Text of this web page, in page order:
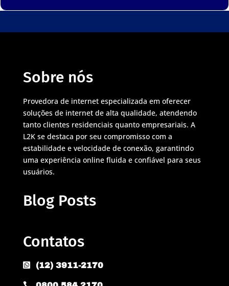
Sobre nós
Provedora de internet especializada em oferecer
soluções de internet de alta qualidade, atendendo
tanto clientes residenciais quanto empresariais. A
L2K se destaca por seu compromisso com a
estabilidade e velocidade de conexão, garantindo
uma experiência online fluida e confiável para seus
usuários.
Blog Posts
Contatos
 (12) 3911-2170